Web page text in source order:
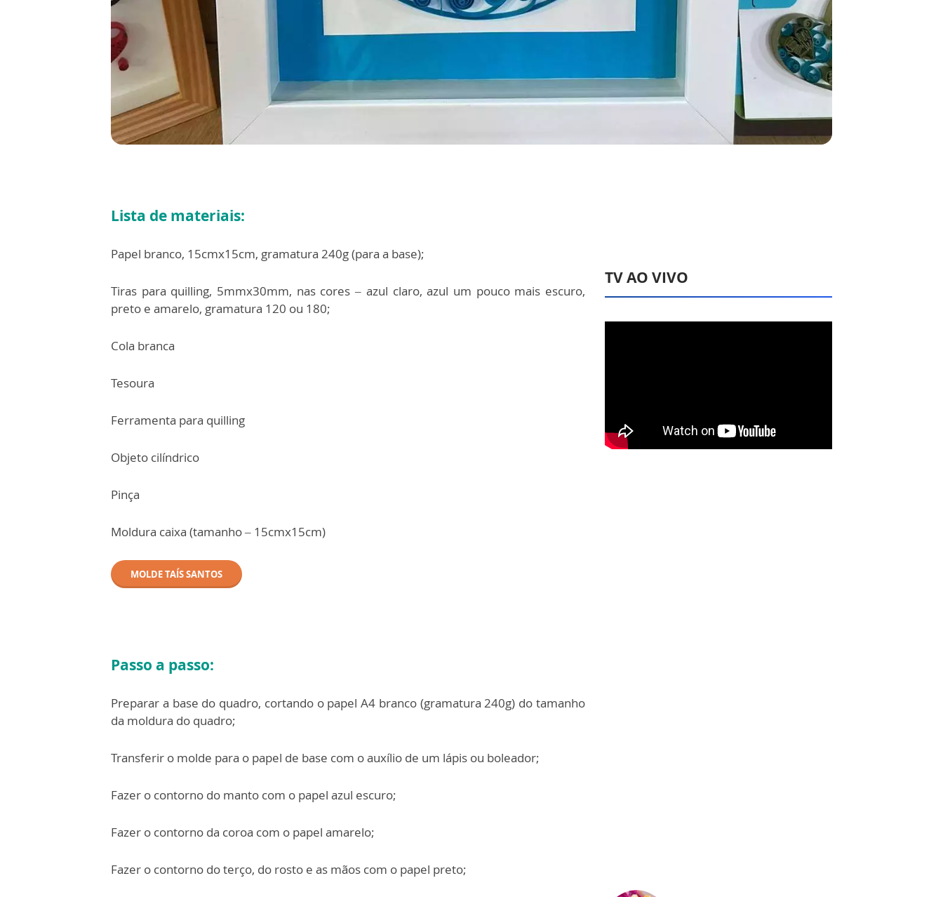
Lista de materiais:
Papel branco, 15cmx15cm, gramatura 240g (para a base);
Tiras para quilling, 5mmx30mm, nas cores – azul claro, azul um pouco mais escuro,
preto e amarelo, gramatura 120 ou 180;
Cola branca
Tesoura
Ferramenta para quilling
Objeto cilíndrico
Pinça
Moldura caixa (tamanho – 15cmx15cm)
MOLDE TAÍS SANTOS
Passo a passo:
Preparar a base do quadro, cortando o papel A4 branco (gramatura 240g) do tamanho
da moldura do quadro;
Transferir o molde para o papel de base com o auxílio de um lápis ou boleador;
Fazer o contorno do manto com o papel azul escuro;
Fazer o contorno da coroa com o papel amarelo;
Fazer o contorno do terço, do rosto e as mãos com o papel preto;
TV AO VIVO